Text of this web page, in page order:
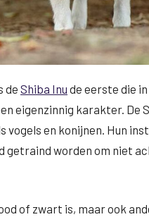
de Shiba Inu de eerste die
eigenzinnig karakter. De
en konijnen. Hun
getraind worden om niet
of zwart is, maar ook